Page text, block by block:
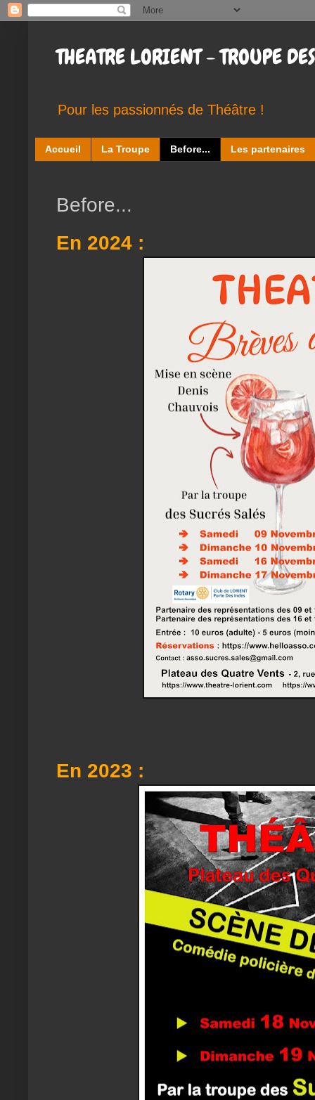
THEATRE LORIENT - TROUPE
Pour les passionnés de Théâtre !
Accueil La Troupe Before... Les partenaires
Before...
En 2024 :
En 2023 :